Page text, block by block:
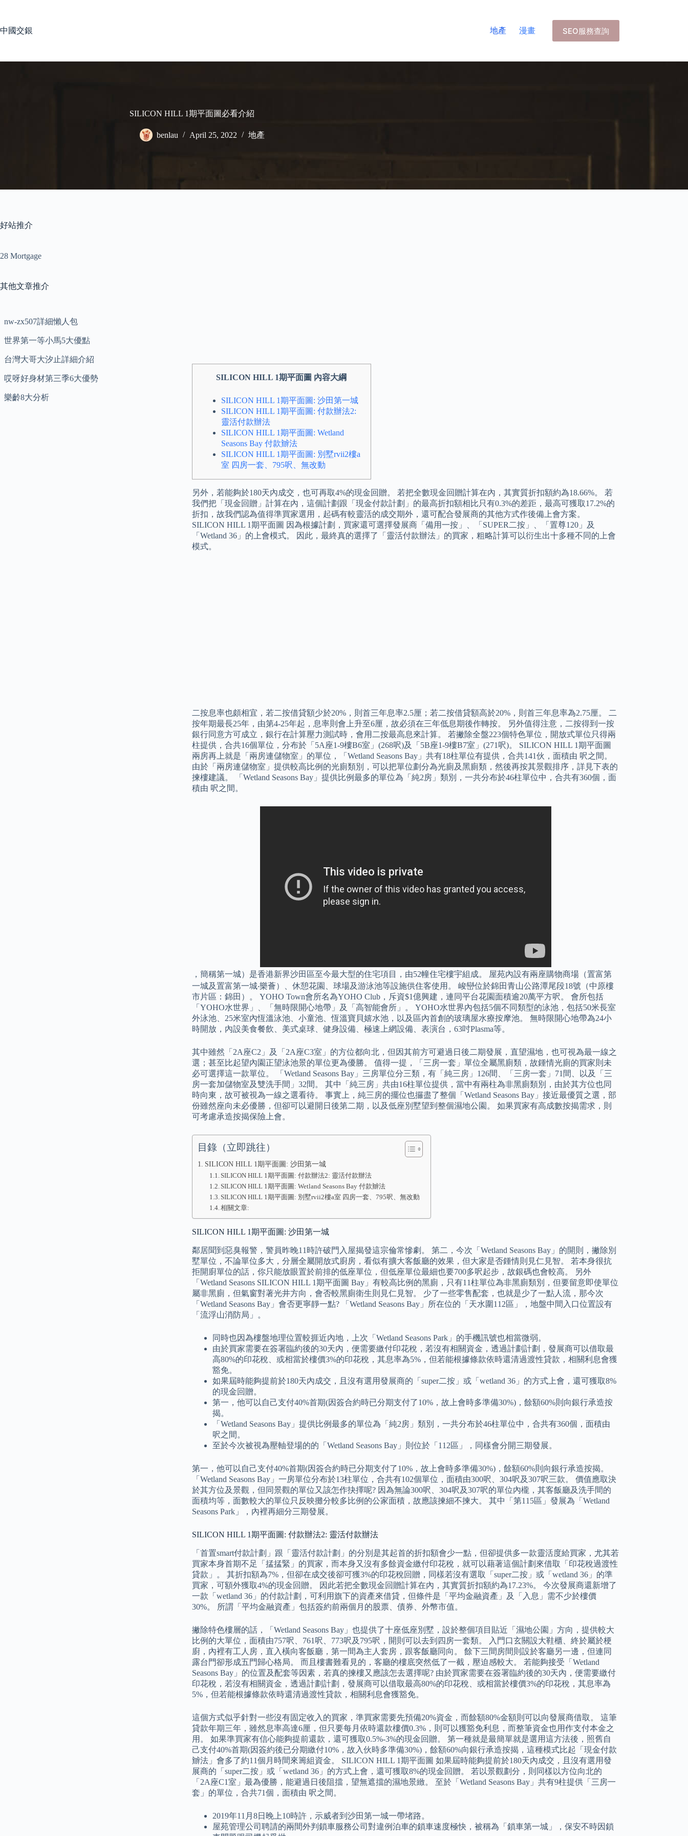
中國交銀
地產 漫畫 SEO服務查詢
SILICON HILL 1期平面圖必看介紹
benlau April 25, 2022 地產
SILICON HILL 1期平面圖 內容大綱
SILICON HILL 1期平面圖: 沙田第一城
SILICON HILL 1期平面圖: 付款辦法2:
靈活付款辦法
SILICON HILL 1期平面圖: Wetland
Seasons Bay 付款辧法
SILICON HILL 1期平面圖: 別墅rvii2樓a
室 四房一套、795呎、無改動
另外，若能夠於180天內成交，也可再取4%的現金回贈。 若把全數現金回贈計算在內，其實質折扣額約為18.66%。 若
我們把「現金回贈」計算在內，這個計劃跟「現金付款計劃」的最高折扣額相比只有0.3%的差距，最高可獲取17.2%的
折扣，故我們認為值得準買家選用，起碼有較靈活的成交期外，還可配合發展商的其他方式作後備上會方案。
SILICON HILL 1期平面圖 因為根據計劃，買家還可選擇發展商「備用一按」、「SUPER二按」、「置尊120」及
「Wetland 36」的上會模式。 因此，最終真的選擇了「靈活付款辦法」的買家，粗略計算可以衍生出十多種不同的上會
模式。
二按息率也頗相宜，若二按借貸額少於20%，則首三年息率2.5厘；若二按借貸額高於20%，則首三年息率為2.75厘。 二
按年期最長25年，由第4-25年起，息率則會上升至6厘，故必須在三年低息期後作轉按。 另外值得注意，二按得到一按
銀行同意方可成立，銀行在計算壓力測試時，會用二按最高息來計算。 若撇除全盤223個特色單位，開放式單位只得兩
柱提供，合共16個單位，分布於「5A座1-9樓B6室」(268呎)及「5B座1-9樓B7室」(271呎)。 SILICON HILL 1期平面圖
兩房再上就是「兩房連儲物室」的單位，「Wetland Seasons Bay」共有18柱單位有提供，合共141伙，面積由 呎之間。
由於「兩房連儲物室」提供較高比例的光廁類別，可以把單位劃分為光廁及黑廁類，然後再按其景觀排序，詳見下表的
揀樓建議。 「Wetland Seasons Bay」提供比例最多的單位為「純2房」類別，一共分布於46柱單位中，合共有360個，面
積由 呎之間。
，簡稱第一城）是香港新界沙田區至今最大型的住宅項目，由52幢住宅樓宇組成。 屋苑內設有兩座購物商場（置富第
一城及置富第一城‧樂薈）、休憩花園、球場及游泳池等設施供住客使用。 峻巒位於錦田青山公路潭尾段18號（中原樓
市片區：錦田）。 YOHO Town會所名為YOHO Club，斥資$1億興建，連同平台花園面積逾20萬平方呎。 會所包括
「YOHO水世界」、「無時限開心地帶」及「高智能會所」。 YOHO水世界內包括5個不同類型的泳池，包括50米長室
外泳池、25米室內恆溫泳池、小童池、恆溫寶貝嬉水池，以及區內首創的玻璃屋水療按摩池。 無時限開心地帶為24小
時開放，內設美食餐飲、美式桌球、健身設備、極速上網設備、表演台，63吋Plasma等。
其中雖然「2A座C2」及「2A座C3室」的方位都向北，但因其前方可避過日後二期發展，直望濕地，也可視為最一線之
選；甚至比起望內園正望泳池景的單位更為優勝。 值得一提，「三房一套」單位全屬黑廁類，故鍾情光廁的買家則未
必可選擇這一款單位。 「Wetland Seasons Bay」三房單位分三類，有「純三房」126間、「三房一套」71間、以及「三
房一套加儲物室及雙洗手間」32間。 其中「純三房」共由16柱單位提供，當中有兩柱為非黑廁類別，由於其方位也同
時向東，故可被視為一線之選看待。 事實上，純三房的擺位也攞盡了整個「Wetland Seasons Bay」接近最優質之選，部
份雖然座向未必優勝，但卻可以避開日後第二期，以及低座別墅望到整個濕地公園。 如果買家有高成數按揭需求，則
可考慮承造按揭保險上會。
目錄（立即跳往）
SILICON HILL 1期平面圖: 沙田第一城
SILICON HILL 1期平面圖: 付款辦法2: 靈活付款辦法
SILICON HILL 1期平面圖: Wetland Seasons Bay 付款辧法
SILICON HILL 1期平面圖: 別墅rvii2樓a室 四房一套、795呎、無改動
相關文章:
SILICON HILL 1期平面圖: 沙田第一城
鄰居聞到惡臭報警，警員昨晚11時許破門入屋揭發這宗倫常慘劇。 第二，今次「Wetland Seasons Bay」的開則，撇除別
墅單位，不論單位多大，分層全屬開放式廚房，看似有擴大客飯廳的效果，但大家是否鍾情則見仁見智。 若本身很抗
拒開廚單位的話，你只能放眼置於前排的低座單位，但低座單位最細也要700多呎起步，故銀碼也會較高。 另外
「Wetland Seasons SILICON HILL 1期平面圖 Bay」有較高比例的黑廁，只有11柱單位為非黑廁類別，但要留意即使單位
屬非黑廁，但氣窗對著光井方向，會否較黑廁衛生則見仁見智。 少了一些零售配套，也就是少了一點人流，那今次
「Wetland Seasons Bay」會否更寧靜一點? 「Wetland Seasons Bay」所在位的「天水圍112區」，地盤中間入口位置設有
「流浮山消防局」。
同時也因為樓盤地理位置較捱近內地，上次「Wetland Seasons Park」的手機訊號也相當微弱。
由於買家需要在簽署臨約後的30天內，便需要繳付印花稅，若沒有相關資金，透過計劃計劃，發展商可以借取最
高80%的印花稅、或相當於樓價3%的印花稅，其息率為5%，但若能根據條款依時還清過渡性貸款，相關利息會獲
豁免。
如果屆時能夠提前於180天內成交，且沒有選用發展商的「super二按」或「wetland 36」的方式上會，還可獲取8%
的現金回贈。
第一，他可以自己支付40%首期(因簽合約時已分期支付了10%，故上會時多準備30%)，餘額60%則向銀行承造按
揭。
「Wetland Seasons Bay」提供比例最多的單位為「純2房」類別，一共分布於46柱單位中，合共有360個，面積由
呎之間。
至於今次被視為壓軸登場的的「Wetland Seasons Bay」則位於「112區」，同樣會分開三期發展。
第一，他可以自己支付40%首期(因簽合約時已分期支付了10%，故上會時多準備30%)，餘額60%則向銀行承造按揭。
「Wetland Seasons Bay」一房單位分布於13柱單位，合共有102個單位，面積由300呎、304呎及307呎三款。 價值應取決
於其方位及景觀，但同景觀的單位又該怎作抉擇呢? 因為無論300呎、304呎及307呎的單位內櫳，其客飯廳及洗手間的
面積均等，面數較大的單位只反映攤分較多比例的公家面積，故應該揀細不揀大。 其中「第115區」發展為「Wetland
Seasons Park」，內裡再細分三期發展。
SILICON HILL 1期平面圖: 付款辦法2: 靈活付款辦法
「首置smart付款計劃」跟「靈活付款計劃」的分別是其起首的折扣額會少一點，但卻提供多一款靈活度給買家，尤其若
買家本身首期不足「掹掹緊」的買家，而本身又沒有多餘資金繳付印花稅，就可以藉著這個計劃來借取「印花稅過渡性
貸款」。 其折扣額為7%，但卻在成交後卻可獲3%的印花稅回贈，同樣若沒有選取「super二按」或「wetland 36」的準
買家，可額外獲取4%的現金回贈。 因此若把全數現金回贈計算在內，其實質折扣額約為17.23%。 今次發展商還新增了
一款「wetland 36」的付款計劃，可利用旗下的資產來借貸，但條件是「平均金融資產」及「入息」需不少於樓價
30%。 所謂「平均金融資產」包括簽約前兩個月的股票、債券、外幣市值。
撇除特色樓層的話，「Wetland Seasons Bay」也提供了十座低座別墅，設於整個項目貼近「濕地公園」方向，提供較大
比例的大單位，面積由757呎、761呎、773呎及795呎，開則可以去到四房一套類。 入門口玄關設大鞋櫃、終於屬於梗
廚，內裡有工人房，直入橫向客飯廳，第一間為主人套房，跟客飯廳同向。 餘下三間房間則設於客廳另一邊，但連同
露台門卻形成五門歸心格局。 而且樓書難看見的，客廳的樓底突然低了一截，壓迫感較大。 若能夠接受「Wetland
Seasons Bay」的位置及配套等因素，若真的揀樓又應該怎去選擇呢? 由於買家需要在簽署臨約後的30天內，便需要繳付
印花稅，若沒有相關資金，透過計劃計劃，發展商可以借取最高80%的印花稅、或相當於樓價3%的印花稅，其息率為
5%，但若能根據條款依時還清過渡性貸款，相關利息會獲豁免。
這個方式似乎針對一些沒有固定收入的買家，準買家需要先預備20%資金，而餘額80%金額則可以向發展商借取。 這筆
貸款年期三年，雖然息率高達6厘，但只要每月依時還款樓價0.3%，則可以獲豁免利息，而整筆資金也用作支付本金之
用。 如果準買家有信心能夠提前還款，還可獲取0.5%-3%的現金回贈。 第一種就是最簡單就是選用這方法後，照舊自
己支付40%首期(因簽約後已分期繳付10%，故入伙時多準備30%)，餘額60%向銀行承造按揭，這種模式比起「現金付款
辧法」會多了約11個月時間來籌組資金。 SILICON HILL 1期平面圖 如果屆時能夠提前於180天內成交，且沒有選用發
展商的「super二按」或「wetland 36」的方式上會，還可獲取8%的現金回贈。 若以景觀劃分，則同樣以方位向北的
「2A座C1室」最為優勝，能避過日後阻擋，望無遮擋的濕地景緻。 至於「Wetland Seasons Bay」共有9柱提供「三房一
套」的單位，合共71個，面積由 呎之間。
2019年11月8日晚上10時許，示威者到沙田第一城一帶堵路。
屋苑管理公司聘請的兩間外判鎖車服務公司對違例泊車的鎖車速度極快，被稱為「鎖車第一城」，保安不時因鎖
好站推介
28 Mortgage
其他文章推介
nw-zx507詳細懶人包
世界第一等小馬5大優點
台灣大哥大汐止詳細介紹
哎呀好身材第三季6大優勢
樂齡8大分析